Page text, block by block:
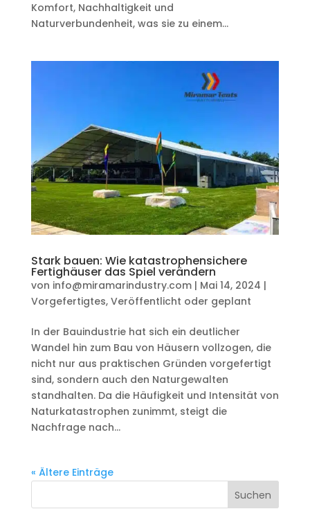
Komfort, Nachhaltigkeit und
Naturverbundenheit, was sie zu einem...
Stark bauen: Wie katastrophensichere
Fertighäuser das Spiel verändern
von info@miramarindustry.com| Mai 14, 2024 |
Vorgefertigtes, Veröffentlicht oder geplant
In der Bauindustrie hat sich ein deutlicher
Wandel hin zum Bau von Häusern vollzogen, die
nicht nur aus praktischen Gründen vorgefertigt
sind, sondern auch den Naturgewalten
standhalten. Da die Häufigkeit und Intensität von
Naturkatastrophen zunimmt, steigt die
Nachfrage nach...
« Ältere Einträge
Suchen